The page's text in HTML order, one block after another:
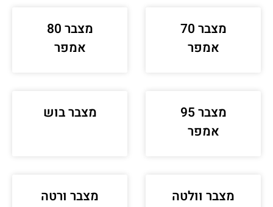
מצבר 70
אמפר
מצבר 80
אמפר
מצבר 95
אמפר
מצבר בוש
מצבר וולטה מצבר ורטה